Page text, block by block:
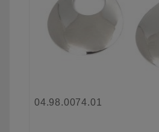
04.98.0074.01